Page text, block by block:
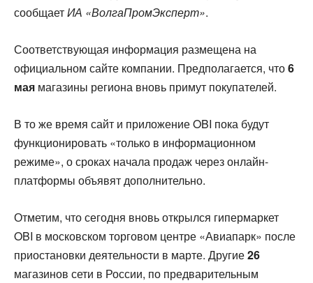
сообщаетИА «ВолгаПромЭксперт».
Соответствующая информация размещена на
официальном сайте компании. Предполагается, что6
мая магазины региона вновь примут покупателей.
В то же время сайт и приложение OBI пока будут
функционировать «только в информационном
режиме», о сроках начала продаж через онлайн-
платформы объявят дополнительно.
Отметим, что сегодня вновь открылся гипермаркет
OBI в московском торговом центре «Авиапарк» после
приостановки деятельности в марте. Другие26
магазинов сети в России, по предварительным